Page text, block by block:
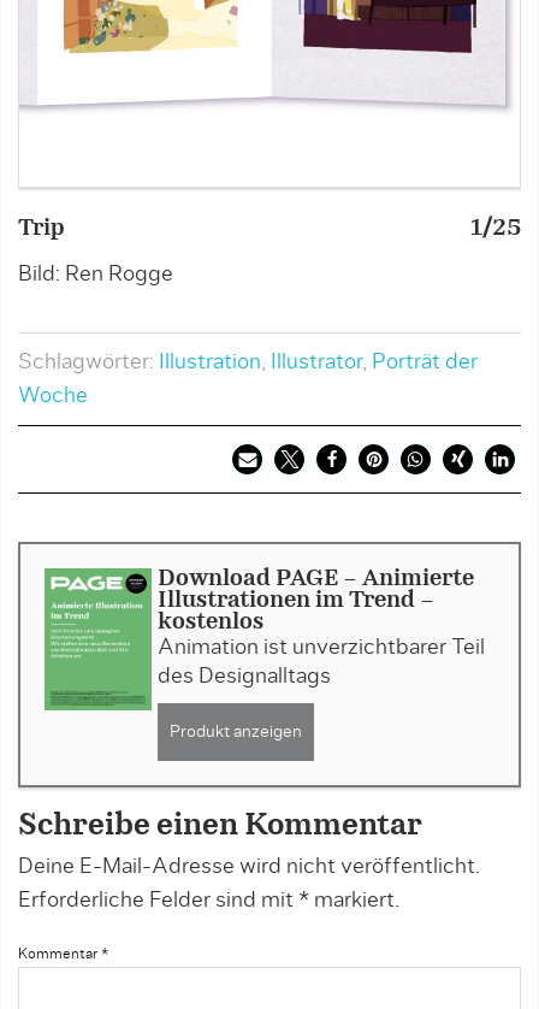
Trip
Bild: Ren Rogge
1/25
Schlagwörter: Illustration, Illustrator, Porträt der
Woche
Download PAGE - Animierte
Illustrationen im Trend -
kostenlos
Animation ist unverzichtbarer Teil
des Designalltags
Produkt anzeigen
Schreibe einen Kommentar
Deine E-Mail-Adresse wird nicht veröffentlicht.
Erforderliche Felder sind mit * markiert.
Kommentar *